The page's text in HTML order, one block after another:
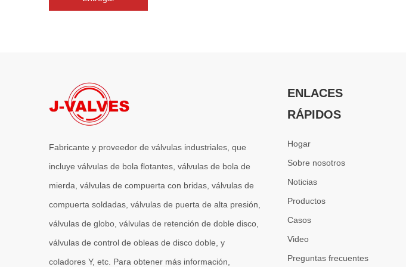
Fabricante y proveedor de válvulas industriales, que
incluye válvulas de bola flotantes, válvulas de bola de
mierda, válvulas de compuerta con bridas, válvulas de
compuerta soldadas, válvulas de puerta de alta presión,
válvulas de globo, válvulas de retención de doble disco,
válvulas de control de obleas de disco doble, y
coladores Y, etc. Para obtener más información,
ENLACES
RÁPIDOS
Hogar
Sobre nosotros
Noticias
Productos
Casos
Video
Preguntas frecuentes